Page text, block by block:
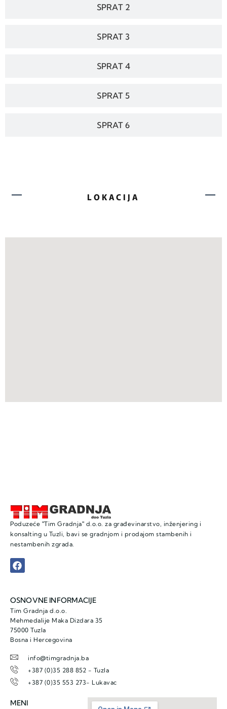
SPRAT 2
SPRAT 3
SPRAT 4
SPRAT 5
SPRAT 6
LOKACIJA
Poduzeće ʺTim Gradnjaʺ d.o.o. za građevinarstvo, inženjering i
konsalting u Tuzli, bavi se gradnjom i prodajom stambenih i
nestambenih zgrada.
OSNOVNE INFORMACIJE
Tim Gradnja d.o.o.
Mehmedalije Maka Dizdara 35
75000 Tuzla
Bosna i Hercegovina
info@timgradnja.ba
+387 (0)35 288 852 - Tuzla
+387 (0)35 553 273- Lukavac
MENI